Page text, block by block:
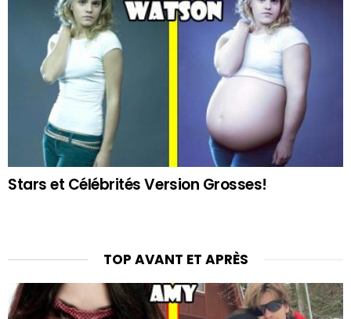
Stars et Célébrités Version Grosses!
TOP AVANT ET APRÈS